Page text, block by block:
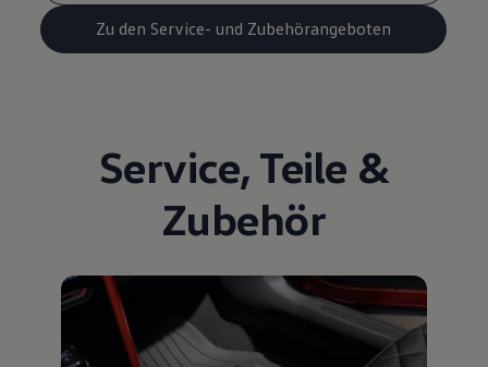
Zu den Service- und Zubehörangeboten
Service, Teile &
Zubehör